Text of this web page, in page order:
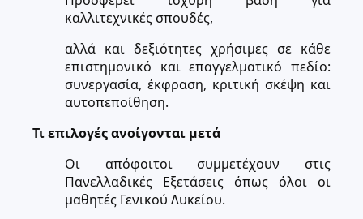
καλλιτεχνικές σπουδές,
αλλά και δεξιότητες χρήσιμες σε κάθε
επιστημονικό και επαγγελματικό πεδίο:
συνεργασία, έκφραση, κριτική σκέψη και
αυτοπεποίθηση.
Τι επιλογές ανοίγονται μετά
Οι απόφοιτοι συμμετέχουν στις
Πανελλαδικές Εξετάσεις όπως όλοι οι
μαθητές Γενικού Λυκείου.